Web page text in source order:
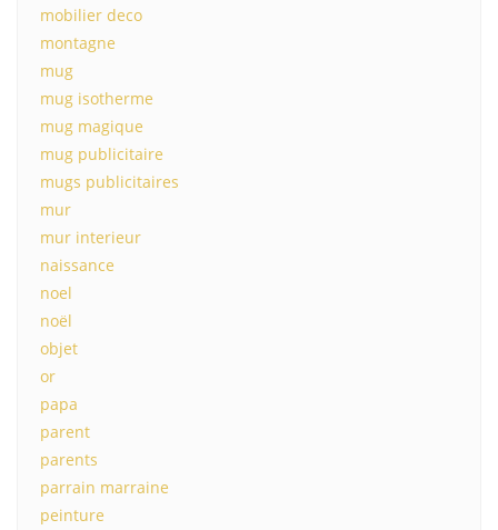
mobilier deco
montagne
mug
mug isotherme
mug magique
mug publicitaire
mugs publicitaires
mur
mur interieur
naissance
noel
noël
objet
or
papa
parent
parents
parrain marraine
peinture